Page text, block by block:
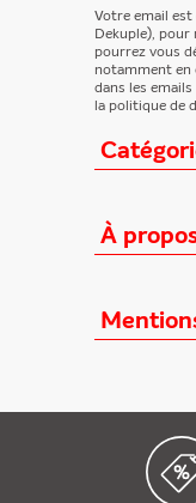
Loisirs/
TV/Vie
Presse
À
Qui
Offres
Édition
Kiosque
Politique
Votre email
Dekuple),
pourrez vous
notamment en
dans les
la politique de